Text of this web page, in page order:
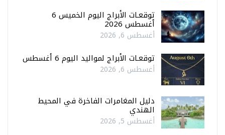
توقعـات الأبراج اليوم الخميس 6
أغسطس 2026
أغسطس 6, 2026
توقعـات الأبراج لمواليد اليوم 6 أغسطس
أغسطس 6, 2026
دليل المغامرات الفاخرة في المحيط
الهندي
أغسطس 5, 2026